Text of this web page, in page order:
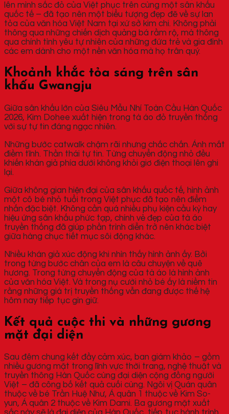
lên mình sắc đỏ của Việt phục trên cùng một sân khấu
quốc tế – đã tạo nên một biểu tượng đẹp đẽ về sự lan
tỏa của văn hóa Việt Nam tại xứ sở kim chi. Không phải
thông qua những chiến dịch quảng bá rầm rộ, mà thông
qua chính tình yêu tự nhiên của những đứa trẻ và gia đình
các em dành cho một nền văn hóa mà họ trân quý.
Khoảnh khắc tỏa sáng trên sân
khấu Gwangju
Giữa sân khấu lớn của Siêu Mẫu Nhí Toàn Cầu Hàn Quốc
2026, Kim Dohee xuất hiện trong tà áo đỏ truyền thống
với sự tự tin đáng ngạc nhiên.
Những bước catwalk chậm rãi nhưng chắc chắn. Ánh mắt
điềm tĩnh. Thần thái tự tin. Từng chuyển động nhỏ đều
khiến khán giả phía dưới không khỏi giơ điện thoại lên ghi
lại.
Giữa không gian hiện đại của sân khấu quốc tế, hình ảnh
một cô bé nhỏ tuổi trong Việt phục đã tạo nên điểm
nhấn đặc biệt. Không cần quá nhiều phụ kiện cầu kỳ hay
hiệu ứng sân khấu phức tạp, chính vẻ đẹp của tà áo
truyền thống đã giúp phần trình diễn trở nên khác biệt
giữa hàng chục tiết mục sôi động khác.
Nhiều khán giả xúc động khi nhìn thấy hình ảnh ấy. Bởi
trong từng bước chân của em là câu chuyện về quê
hương. Trong từng chuyển động của tà áo là hình ảnh
của văn hóa Việt. Và trong nụ cười nhỏ bé ấy là niềm tin
rằng những giá trị truyền thống vẫn đang được thế hệ
hôm nay tiếp tục gìn giữ.
Kết quả cuộc thi và những gương
mặt đại diện
Sau đêm chung kết đầy cảm xúc, ban giám khảo – gồm
nhiều gương mặt trong lĩnh vực thời trang, nghệ thuật và
truyền thông Hàn Quốc cùng đại diện cộng đồng người
Việt – đã công bố kết quả cuối cùng. Ngôi vị Quán quân
thuộc về bé Trần Huệ Như, Á quân 1 thuộc về Kim So-
yun, Á quân 2 thuộc về Kim Dami. Ba gương mặt xuất